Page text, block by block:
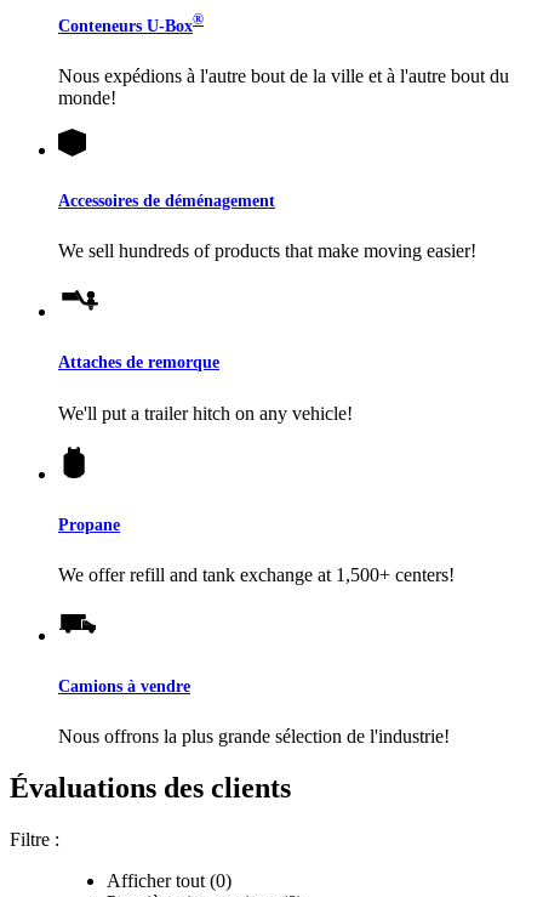
Conteneurs U-Box®
Nous expédions à l'autre bout de la ville et à l'autre bout du
monde!
Accessoires de déménagement
We sell hundreds of products that make moving easier!
Attaches de remorque
We'll put a trailer hitch on any vehicle!
Propane
We offer refill and tank exchange at 1,500+ centers!
Camions à vendre
Nous offrons la plus grande sélection de l'industrie!
Évaluations des clients
Filtre :
Afficher tout (0)